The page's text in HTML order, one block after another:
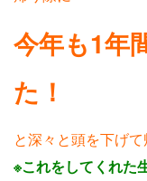
今年も1年
た！
と深々と頭を下げて
※これをしてくれた